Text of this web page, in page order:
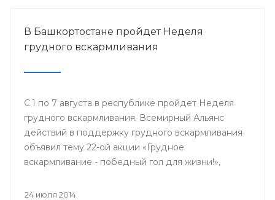
В Башкортостане пройдет Неделя
грудного вскармливания
С 1 по 7 августа в республике пройдет Неделя
грудного вскармливания. Всемирный Альянс
действий в поддержку грудного вскармливания
объявил тему 22-ой акции «Грудное
вскармливание - победный гол для жизни!»,
мира по футболу.
24 июля 2014